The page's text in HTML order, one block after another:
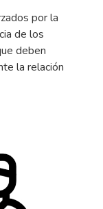
por la
de los
deben
la relación